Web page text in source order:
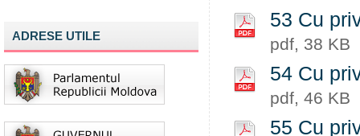
ADRESE UTILE
53 Cu
pdf, 38 KB
54 Cu
pdf, 46 KB
55 Cu